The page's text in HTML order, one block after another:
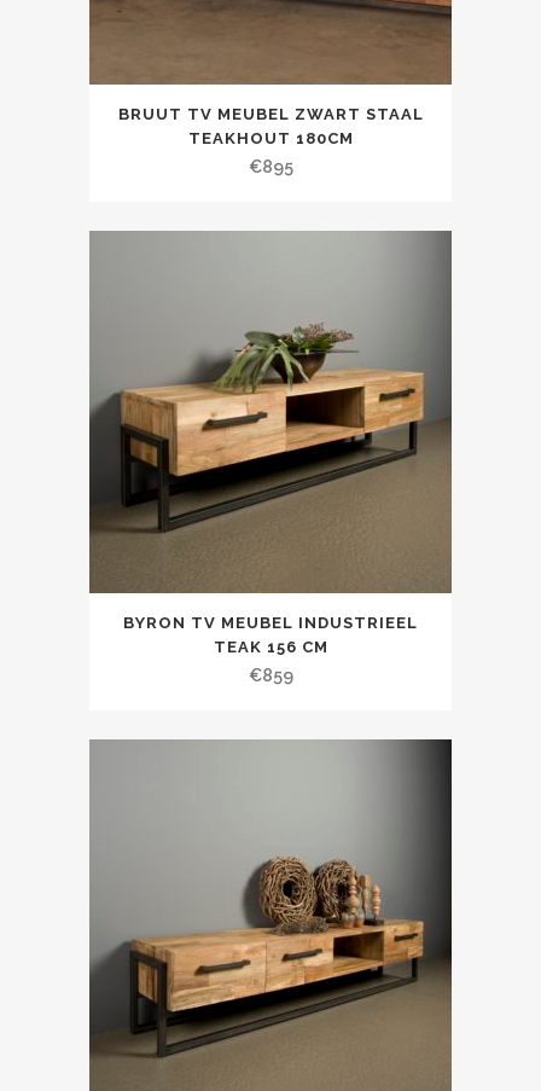
BRUUT TV MEUBEL ZWART STAAL
TEAKHOUT 180CM
€895
BYRON TV MEUBEL INDUSTRIEEL
TEAK 156 CM
€859